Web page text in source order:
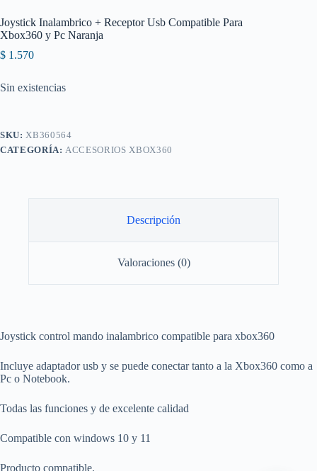
Joystick Inalambrico + Receptor Usb Compatible Para
Xbox360 y Pc Naranja
$ 1.570
Sin existencias
SKU: XB360564
CATEGORÍA: ACCESORIOS XBOX360
Descripción
Valoraciones (0)
Joystick control mando inalambrico compatible para xbox360
Incluye adaptador usb y se puede conectar tanto a la Xbox360 como a
Pc o Notebook.
Todas las funciones y de excelente calidad
Compatible con windows 10 y 11
Producto compatible.